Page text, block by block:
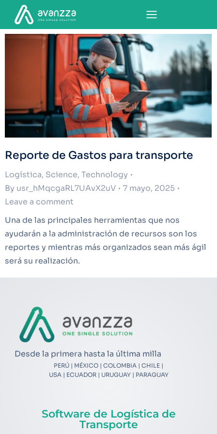
Reporte de Gastos para transporte
Logística, Science, Technology
By usr_hMqcgaRL7UAvX2uV
7 mayo, 2025
Leave a comment
Una de las principales herramientas que nos
ayudarán a la administración de recursos son los
reportes y mientras más organizados sean más ágil
será su realización.
Desde la primera hasta la última milla
PERÚ | MÉXICO | COLOMBIA | CHILE |
USA | ECUADOR | URUGUAY | PARAGUAY
Software de Logística de
Transporte